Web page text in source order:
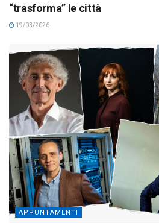
“trasforma” le città
19/03/2026
APPUNTAMENTI